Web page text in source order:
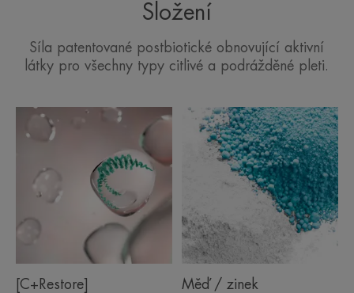
Složení
Síla patentované postbiotické obnovující aktivní
látky pro všechny typy citlivé a podrážděné pleti.
[C+Restore] Měď / zinek